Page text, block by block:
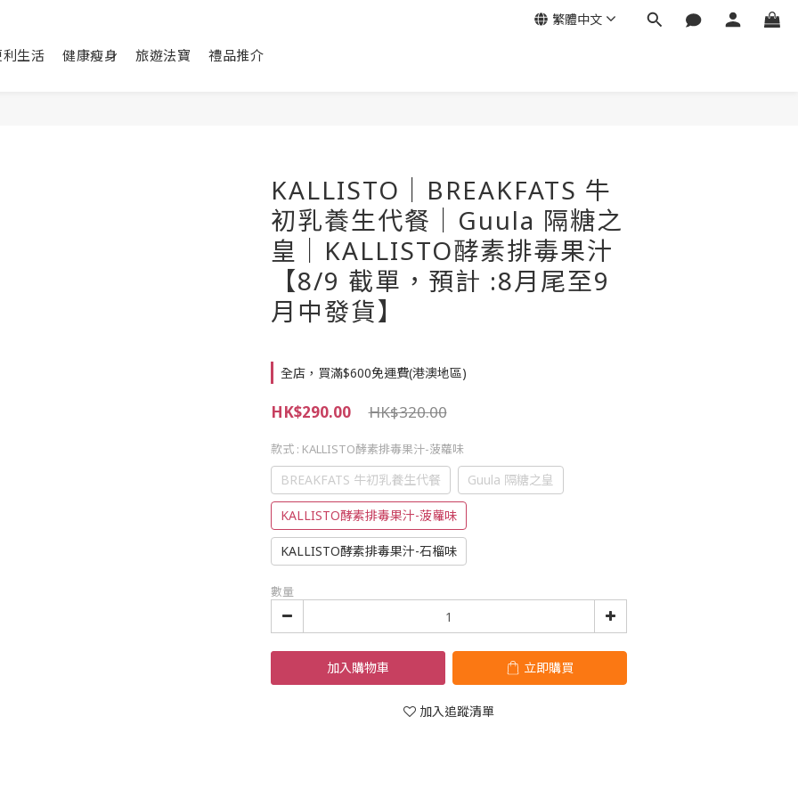
利生活 健康瘦身 旅遊法寶 禮品推介
繁體中文
KALLISTO｜BREAKFATS 牛
初乳養生代餐｜Guula 隔糖之
皇｜KALLISTO酵素排毒果汁
【8/9 截單，預計 :8月尾至9
月中發貨】
全店，買滿$600免運費(港澳地區)
HK$320.00
HK$290.00
款式 : KALLISTO酵素排毒果汁-菠蘿味
BREAKFATS 牛初乳養生代餐 Guula 隔糖之皇
KALLISTO酵素排毒果汁-菠蘿味
KALLISTO酵素排毒果汁-石榴味
數量
加入購物車 立即購買
加入追蹤清單